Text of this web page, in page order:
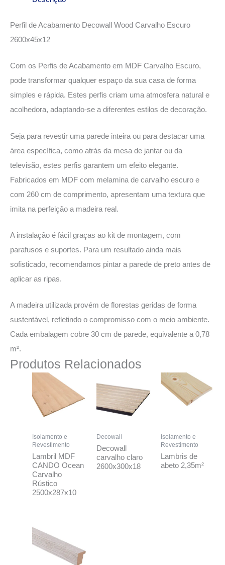
Perfil de Acabamento Decowall Wood Carvalho Escuro
2600x45x12
Com os Perfis de Acabamento em MDF Carvalho Escuro,
pode transformar qualquer espaço da sua casa de forma
simples e rápida. Estes perfis criam uma atmosfera natural e
acolhedora, adaptando-se a diferentes estilos de decoração.
Seja para revestir uma parede inteira ou para destacar uma
área específica, como atrás da mesa de jantar ou da
televisão, estes perfis garantem um efeito elegante.
Fabricados em MDF com melamina de carvalho escuro e
com 260 cm de comprimento, apresentam uma textura que
imita na perfeição a madeira real.
A instalação é fácil graças ao kit de montagem, com
parafusos e suportes. Para um resultado ainda mais
sofisticado, recomendamos pintar a parede de preto antes de
aplicar as ripas.
A madeira utilizada provém de florestas geridas de forma
sustentável, refletindo o compromisso com o meio ambiente.
Cada embalagem cobre 30 cm de parede, equivalente a 0,78
m².
Produtos Relacionados
Isolamento e
Revestimento
Lambril MDF
CANDO Ocean
Carvalho
Rústico
2500x287x10
Decowall
Decowall
carvalho claro
2600x300x18
Isolamento e
Revestimento
Lambris de
abeto 2,35m²